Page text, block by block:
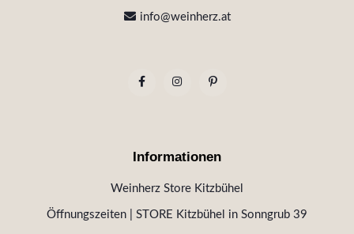
info@weinherz.at
Informationen
Weinherz Store Kitzbühel
Öffnungszeiten | STORE Kitzbühel in Sonngrub 39